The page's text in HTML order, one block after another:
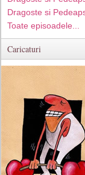
Dragoste si
Toate episoadele...
Caricaturi